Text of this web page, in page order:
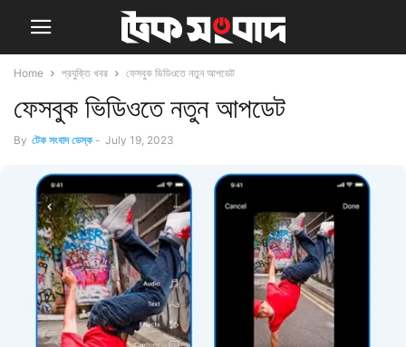
Home প্রযুক্তি খবর ফেসবুক ভিডিওতে নতুন আপডেট
ফেসবুক ভিডিওতে নতুন আপডেট
By টেক সংবাদ ডেস্ক - July 19, 2023